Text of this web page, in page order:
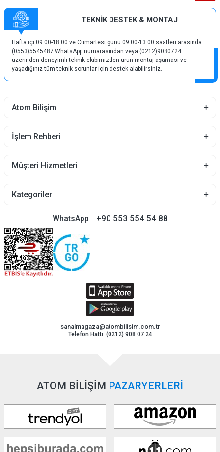
TEKNİK DESTEK & MONTAJ
Hafta içi 09:00-18:00 ve Cumartesi günü 09:00-13:00 saatleri arasında
(0553)5545487 WhatsApp numarasından veya (0212)9080724
üzerinden deneyimli teknik ekibimizden ürün montaj aşaması ve
yaşadığınız tüm teknik sorunlar için destek alabilirsiniz.
Atom Bilişim
İşlem Rehberi
Müşteri Hizmetleri
Kategoriler
WhatsApp +90 553 554 54 88
sanalmagaza@atombilisim.com.tr
Telefon Hattı: (0212) 908 07 24
ATOM BİLİŞİM PAZARYERLERİ